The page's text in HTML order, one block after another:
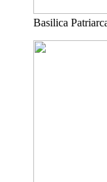
Basilica